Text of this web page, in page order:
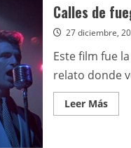
Calles de
27 diciembre,
Este film fue
relato donde
Leer MásLeer
más